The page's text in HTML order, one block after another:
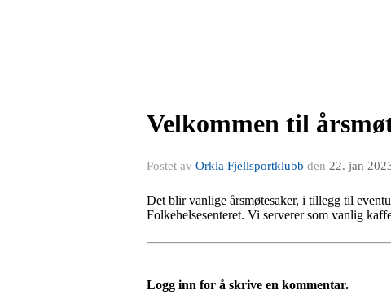
Velkommen til
Postet av Orkla Fjellsportklubb den 22. jan
Det blir vanlige årsmøtesaker, i tillegg til
Folkehelsesenteret. Vi serverer som vanlig
Logg inn for å skrive en kommentar.